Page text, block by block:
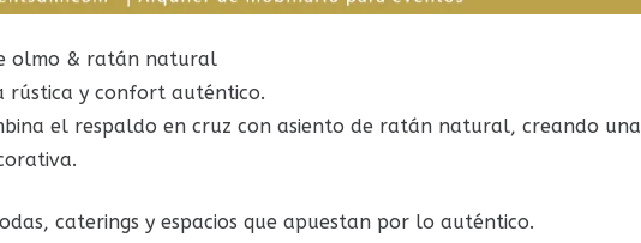
olmo & ratán natural
rústica y confort auténtico.
el respaldo en cruz con asiento de ratán natural, creando una
caterings y espacios que apuestan por lo auténtico.